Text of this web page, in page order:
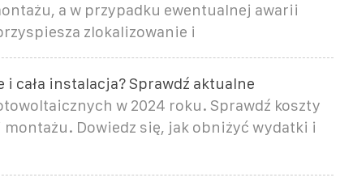
a w przypadku ewentualnej awarii
zlokalizowanie i
cała instalacja? Sprawdź aktualne
w 2024 roku. Sprawdź koszty
Dowiedz się, jak obniżyć wydatki i